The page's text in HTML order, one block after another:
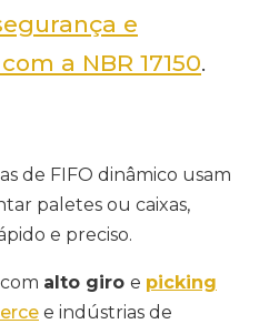
e
a NBR 17150.
de FIFO dinâmico usam
paletes ou caixas,
e preciso.
alto giro e picking
e indústrias de